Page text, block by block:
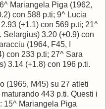
Mariangela Piga (1962,
con 588 p.ti; 9^ Lucia
(+1.1) con 569 p.ti; 21^
Selargius) 3.20 (+0.9) con
(1964, F45, I
con 233 p.ti; 27^ Sara
3.14 (+1.8) con 196 p.ti.
(1965, M45) su 27 atleti
443 p.ti. Questi i
15^ Mariangela Piga